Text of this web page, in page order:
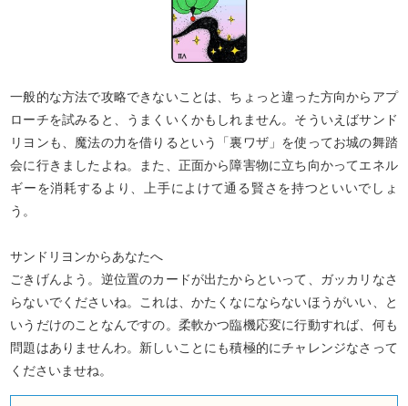
一般的な方法で攻略できないことは、ちょっと違った方向からアプ
ローチを試みると、うまくいくかもしれません。そういえばサンド
リヨンも、魔法の力を借りるという「裏ワザ」を使ってお城の舞踏
会に行きましたよね。また、正面から障害物に立ち向かってエネル
ギーを消耗するより、上手によけて通る賢さを持つといいでしょ
う。
サンドリヨンからあなたへ
ごきげんよう。逆位置のカードが出たからといって、ガッカリなさ
らないでくださいね。これは、かたくなにならないほうがいい、と
いうだけのことなんですの。柔軟かつ臨機応変に行動すれば、何も
問題はありませんわ。新しいことにも積極的にチャレンジなさって
くださいませね。